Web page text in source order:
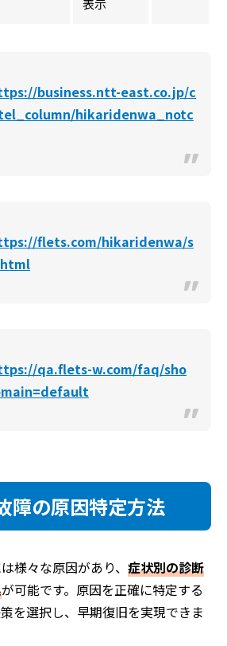
表示
business.ntt-east.co.jp/c
hikaridenwa_notc
flets.com/hikaridenwa/s
qa.flets-w.com/faq/sho
障の原因特定方法
様々な原因があり、 症状別の診断
が可能です。原因を正確に特定する
を選択し、早期復旧を実現できま